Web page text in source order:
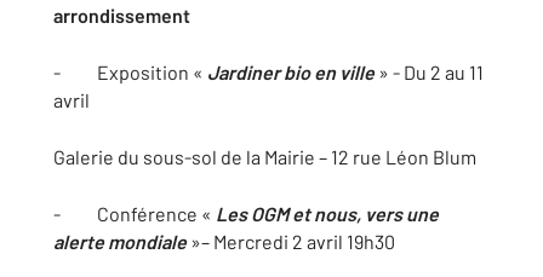
arrondissement
- Exposition « Jardiner bio en ville» - Du 2 au 11
avril
Galerie du sous-sol de la Mairie – 12 rue Léon Blum
- Conférence « Les OGM et nous, vers une
alerte mondiale»– Mercredi 2 avril 19h30